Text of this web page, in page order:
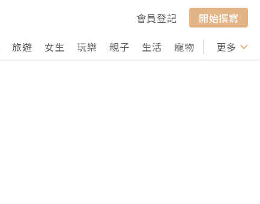
會員登記
開始撰寫
旅遊 女生 玩樂 親子 生活 寵物 行山 打卡
更多